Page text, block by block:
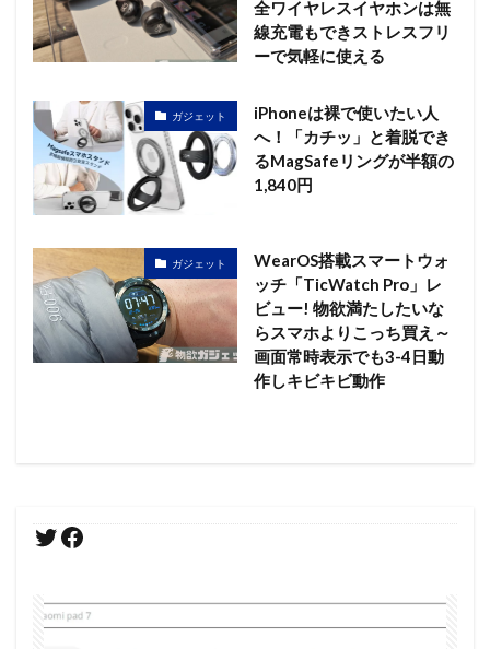
全ワイヤレスイヤホンは無
線充電もできストレスフリ
ーで気軽に使える
ガジェット
iPhoneは裸で使いたい人
へ！「カチッ」と着脱でき
るMagSafeリングが半額の
1,840円
ガジェット
WearOS搭載スマートウォ
ッチ「TicWatch Pro」レ
ビュー! 物欲満たしたいな
らスマホよりこっち買え～
画面常時表示でも3-4日動
作しキビキビ動作